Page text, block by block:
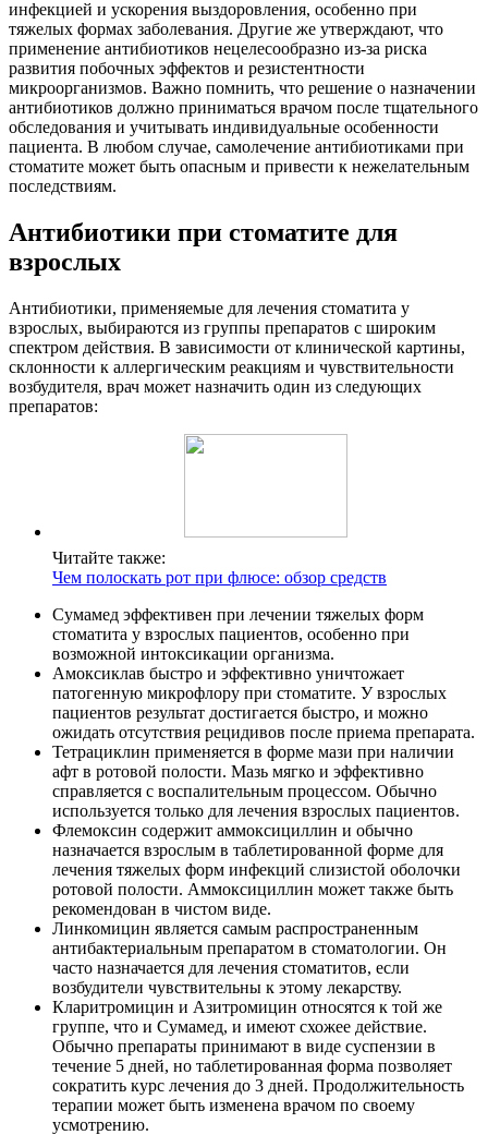
инфекцией и ускорения выздоровления, особенно при
тяжелых формах заболевания. Другие же утверждают, что
применение антибиотиков нецелесообразно из-за риска
развития побочных эффектов и резистентности
микроорганизмов. Важно помнить, что решение о назначении
антибиотиков должно приниматься врачом после тщательного
обследования и учитывать индивидуальные особенности
пациента. В любом случае, самолечение антибиотиками при
стоматите может быть опасным и привести к нежелательным
последствиям.
Антибиотики при стоматите для
взрослых
Антибиотики, применяемые для лечения стоматита у
взрослых, выбираются из группы препаратов с широким
спектром действия. В зависимости от клинической картины,
склонности к аллергическим реакциям и чувствительности
возбудителя, врач может назначить один из следующих
препаратов:
Читайте также:
Чем полоскать рот при флюсе: обзор средств
Сумамед эффективен при лечении тяжелых форм
стоматита у взрослых пациентов, особенно при
возможной интоксикации организма.
Амоксиклав быстро и эффективно уничтожает
патогенную микрофлору при стоматите. У взрослых
пациентов результат достигается быстро, и можно
ожидать отсутствия рецидивов после приема препарата.
Тетрациклин применяется в форме мази при наличии
афт в ротовой полости. Мазь мягко и эффективно
справляется с воспалительным процессом. Обычно
используется только для лечения взрослых пациентов.
Флемоксин содержит аммоксициллин и обычно
назначается взрослым в таблетированной форме для
лечения тяжелых форм инфекций слизистой оболочки
ротовой полости. Аммоксициллин может также быть
рекомендован в чистом виде.
Линкомицин является самым распространенным
антибактериальным препаратом в стоматологии. Он
часто назначается для лечения стоматитов, если
возбудители чувствительны к этому лекарству.
Кларитромицин и Азитромицин относятся к той же
группе, что и Сумамед, и имеют схожее действие.
Обычно препараты принимают в виде суспензии в
течение 5 дней, но таблетированная форма позволяет
сократить курс лечения до 3 дней. Продолжительность
терапии может быть изменена врачом по своему
усмотрению.